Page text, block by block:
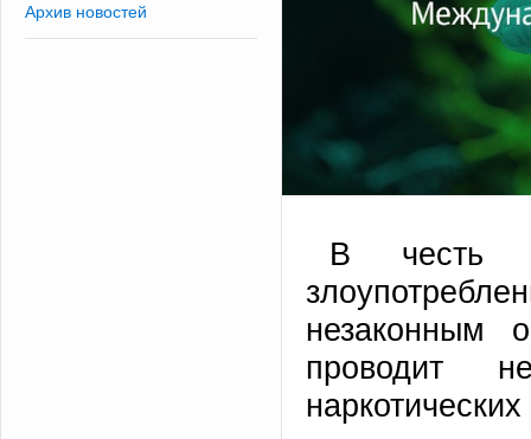
Архив новостей
В честь
незаконным
проводит